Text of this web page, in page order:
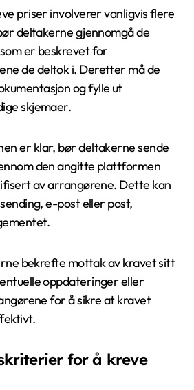
priser involverer vanligvis flere
deltakerne gjennomgå de
er beskrevet for
de deltok i. Deretter må de
og fylle ut
skjemaer.
er klar, bør deltakerne sende
den angitte plattformen
av arrangørene. Dette kan
e-post eller post,
bekrefte mottak av kravet sitt
oppdateringer eller
for å sikre at kravet
for å kreve